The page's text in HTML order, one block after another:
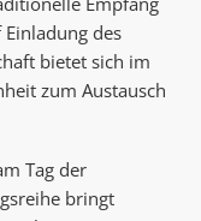
des
bietet sich im
zum Austausch
Tag der
bringt